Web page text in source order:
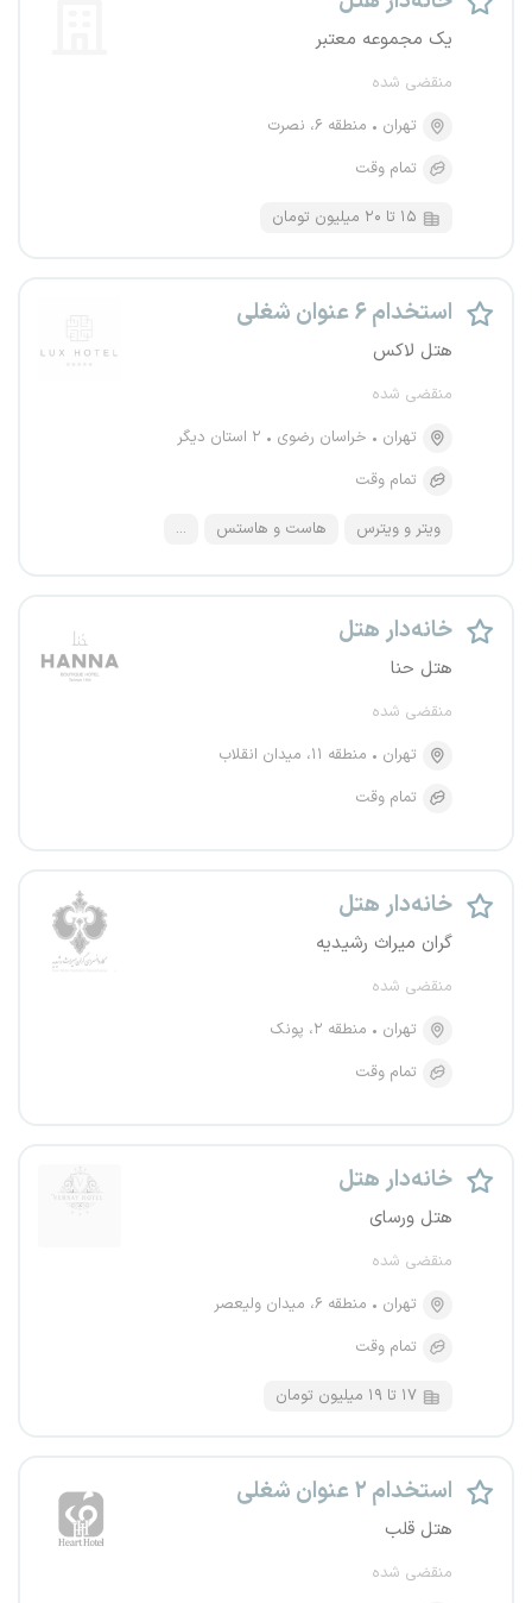
یک مجموعه معتبر
منقضی شده
تهران
منطقه ۶، نصرت
تمام وقت
۱۵ تا ۲۰ میلیون تومان
استخدام ۶ عنوان شغلی
هتل لاکس
منقضی شده
تهران
خراسان رضوی
۲ استان دیگر
تمام وقت
ویتر و ویترس هاست و هاستس ...
خانه‌دار هتل
هتل حنا
منقضی شده
تهران
منطقه ۱۱، میدان انقلاب
تمام وقت
خانه‌دار هتل
گران میراث رشیدیه
منقضی شده
تهران
منطقه ۲، پونک
تمام وقت
خانه‌دار هتل
هتل ورسای
منقضی شده
تهران
منطقه ۶، میدان ولیعصر
تمام وقت
۱۷ تا ۱۹ میلیون تومان
استخدام ۲ عنوان شغلی
هتل قلب
منقضی شده